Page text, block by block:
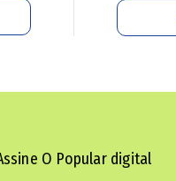
O Popular digital